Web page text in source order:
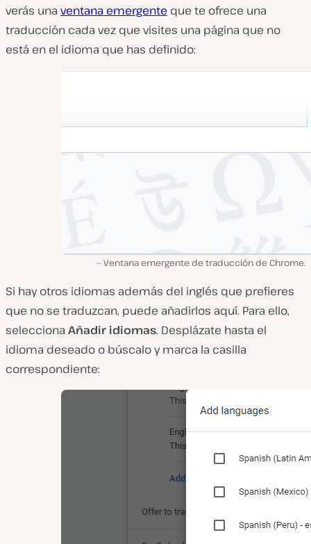
verás una ventana emergente que te ofrece una
traducción cada vez que visites una página que no
está en el idioma que has definido:
Ventana emergente de traducción de Chrome.
Si hay otros idiomas además del inglés que prefieres
que no se traduzcan, puede añadirlos aquí. Para ello,
selecciona Añadir idiomas. Desplázate hasta el
idioma deseado o búscalo y marca la casilla
correspondiente: